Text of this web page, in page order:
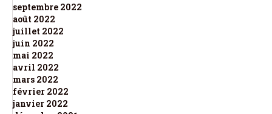
septembre 2022
août 2022
juillet 2022
juin 2022
mai 2022
avril 2022
mars 2022
février 2022
janvier 2022